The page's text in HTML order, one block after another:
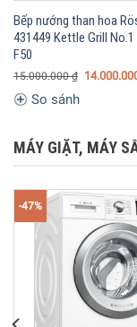
Bếp nướng than hoa
431449 Kettle Grill No.1
F50
15.000.000₫
So sánh
MÁY GIẶT, MÁY
-47%